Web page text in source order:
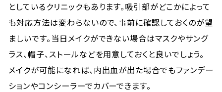
としているクリニックもあります。吸引部がどこかによって
も対応方法は変わらないので、事前に確認しておくのが望
ましいです。当日メイクができない場合はマスクやサング
ラス、帽子、ストールなどを用意しておくと良いでしょう。
メイクが可能になれば、内出血が出た場合でもファンデー
ションやコンシーラーでカバーできます。